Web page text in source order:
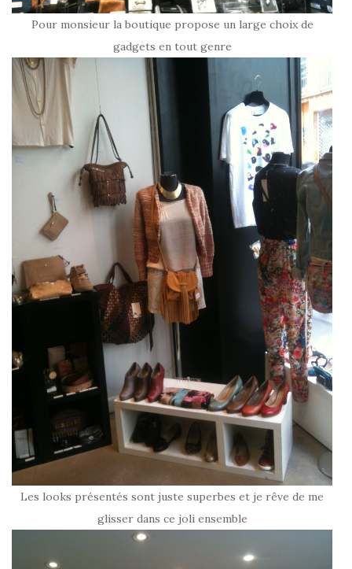
Pour monsieur la boutique propose un large choix de
gadgets en tout genre
Les looks présentés sont juste superbes et je rêve de me
glisser dans ce joli ensemble